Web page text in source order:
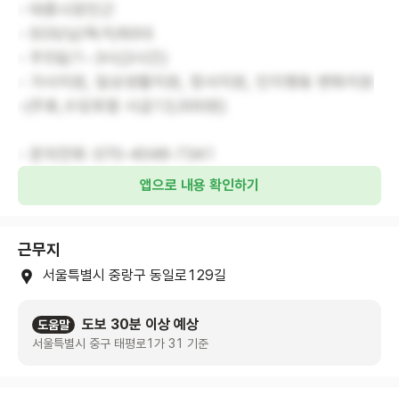
앱으로 내용 확인하기
근무지
서울특별시 중랑구 동일로129길
도움말 도보 30분 이상 예상
서울특별시 중구 태평로1가 31 기준